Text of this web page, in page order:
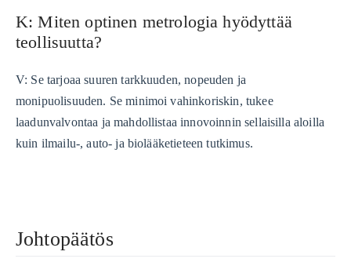
K: Miten optinen metrologia hyödyttää
teollisuutta?
V: Se tarjoaa suuren tarkkuuden, nopeuden ja
monipuolisuuden. Se minimoi vahinkoriskin, tukee
laadunvalvontaa ja mahdollistaa innovoinnin sellaisilla aloilla
kuin ilmailu-, auto- ja biolääketieteen tutkimus.
Johtopäätös